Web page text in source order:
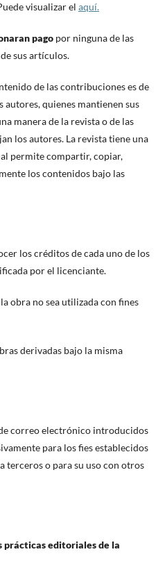
visualizar el aquí.
pago por ninguna de las
sus artículos.
de las contribuciones es de
autores, quienes mantienen sus
manera de la revista o de las
los autores. La revista tiene una
permite compartir, copiar,
los contenidos bajo las
los créditos de cada uno de los
por el licenciante.
obra no sea utilizada con fines
derivadas bajo la misma
correo electrónico introducidos
para los fies establecidos
terceros o para su uso con otros
prácticas editoriales de la